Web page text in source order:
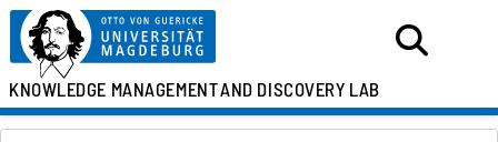
KNOWLEDGE MANAGEMENTAND DISCOVERY LAB